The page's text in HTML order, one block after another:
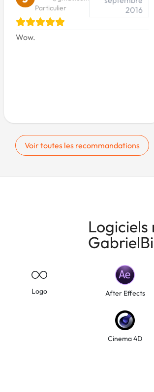
Particulier
2016
Wow.
Voir toutes les recommandations
Logo After Effects
Cinema 4D